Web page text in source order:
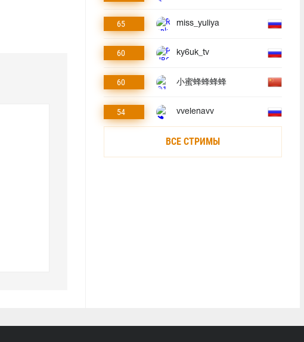
65 miss_yuliya
60 ky6uk_tv
60 小蜜蜂蜂蜂蜂
54 vvelenavv
ВСЕ СТРИМЫ